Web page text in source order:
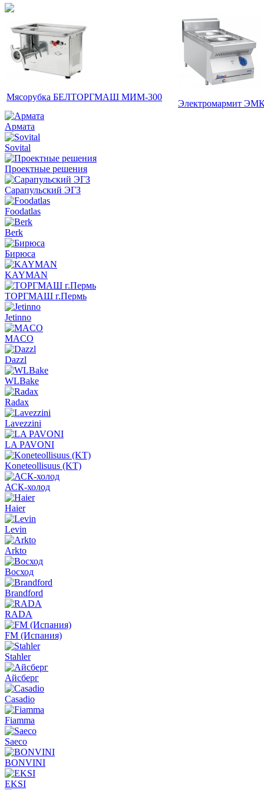
Мясорубка БЕЛТОРГМАШ МИМ-300
Электромармит
Армата
Sovital
Проектные решения
Сарапульский ЭГЗ
Foodatlas
Berk
Бирюса
KAYMAN
ТОРГМАШ г.Пермь
Jetinno
MACO
Dazzl
WLBake
Radax
Lavezzini
LA PAVONI
Koneteollisuus (KT)
АСК-холод
Haier
Levin
Arkto
Восход
Brandford
RADA
FM (Испания)
Stahler
Айсберг
Casadio
Fiamma
Saeco
BONVINI
EKSI